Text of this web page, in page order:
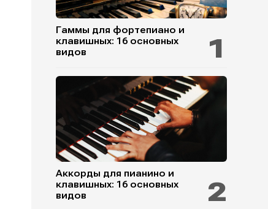
Гаммы для фортепиано и
клавишных: 16 основных
видов
Аккорды для пианино и
клавишных: 16 основных
видов